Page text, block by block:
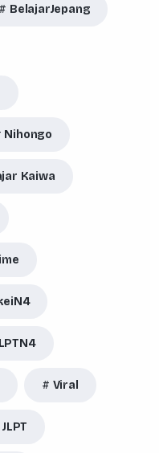
BelajarJepang
Nihongo
Kaiwa
Viral